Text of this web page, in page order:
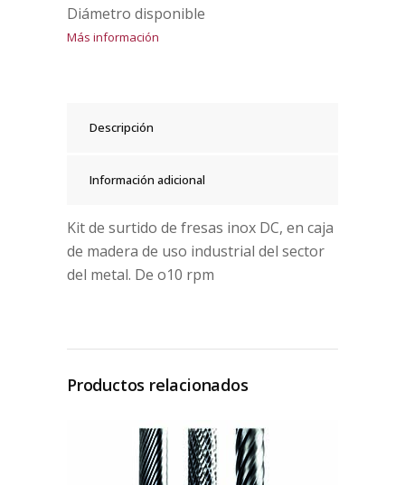
Diámetro disponible
Más información
Descripción
Información adicional
Kit de surtido de fresas inox DC, en caja
de madera de uso industrial del sector
del metal. De o10 rpm
Productos relacionados